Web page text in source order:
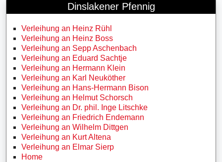
Dinslakener Pfennig
Verleihung an Heinz Rühl
Verleihung an Heinz Boss
Verleihung an Sepp Aschenbach
Verleihung an Eduard Sachtje
Verleihung an Hermann Klein
Verleihung an Karl Neuköther
Verleihung an Hans-Hermann Bison
Verleihung an Helmut Schorsch
Verleihung an Dr. phil. Inge Litschke
Verleihung an Friedrich Endemann
Verleihung an Wilhelm Dittgen
Verleihung an Kurt Altena
Verleihung an Elmar Sierp
Home